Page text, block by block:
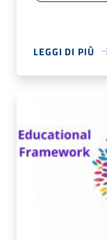
LEGGI DI PIÙ